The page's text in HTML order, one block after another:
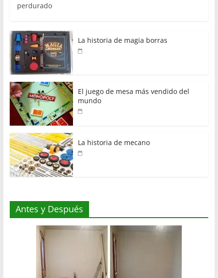
perdurado
La historia de magia borras
El juego de mesa más vendido del
mundo
La historia de mecano
Antes y Después